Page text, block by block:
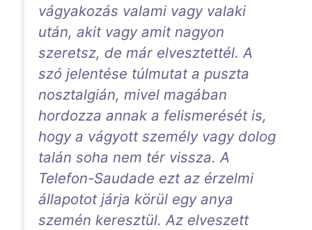
vágyakozás valami vagy valaki
után, akit vagy amit nagyon
szeretsz, de már elvesztettél. A
szó jelentése túlmutat a puszta
nosztalgián, mivel magában
hordozza annak a felismerését is,
hogy a vágyott személy vagy dolog
talán soha nem tér vissza. A
Telefon-Saudade ezt az érzelmi
állapotot járja körül egy anya
szemén keresztül. Az elveszett